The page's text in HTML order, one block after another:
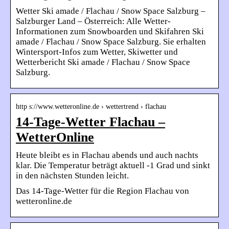
Wetter Ski amade / Flachau / Snow Space Salzburg –
Salzburger Land – Österreich: Alle Wetter-
Informationen zum Snowboarden und Skifahren Ski
amade / Flachau / Snow Space Salzburg. Sie erhalten
Wintersport-Infos zum Wetter, Skiwetter und
Wetterbericht Ski amade / Flachau / Snow Space
Salzburg.
http s://www.wetteronline.de › wettertrend › flachau
14-Tage-Wetter Flachau –
WetterOnline
Heute bleibt es in Flachau abends und auch nachts
klar. Die Temperatur beträgt aktuell -1 Grad und sinkt
in den nächsten Stunden leicht.
Das 14-Tage-Wetter für die Region Flachau von
wetteronline.de